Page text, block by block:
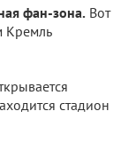
фан-зона. Вот
Кремль
стадион